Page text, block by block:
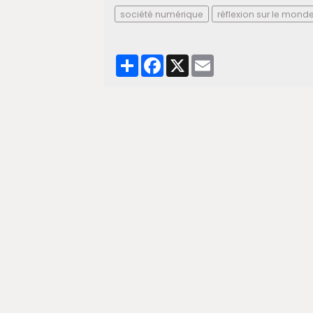
société numérique réflexion sur le
PartagerFacebook
X